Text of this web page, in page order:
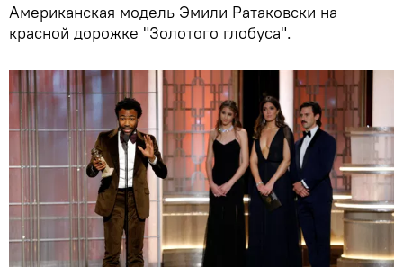
Американская модель Эмили Ратаковски на
красной дорожке "Золотого глобуса".